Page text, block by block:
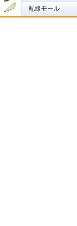
配線モール